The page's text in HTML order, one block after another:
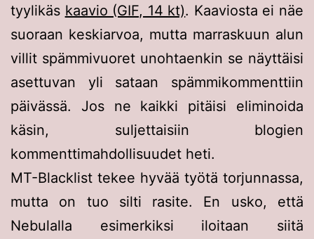
tyylikäs kaavio (GIF, 14 kt). Kaaviosta ei näe
suoraan keskiarvoa, mutta marraskuun alun
villit spämmivuoret unohtaenkin se näyttäisi
asettuvan yli sataan spämmikommenttiin
päivässä. Jos ne kaikki pitäisi eliminoida
käsin, suljettaisiin blogien
kommenttimahdollisuudet heti.
MT-Blacklist tekee hyvää työtä torjunnassa,
mutta on tuo silti rasite. En usko, että
Nebulalla esimerkiksi iloitaan siitä